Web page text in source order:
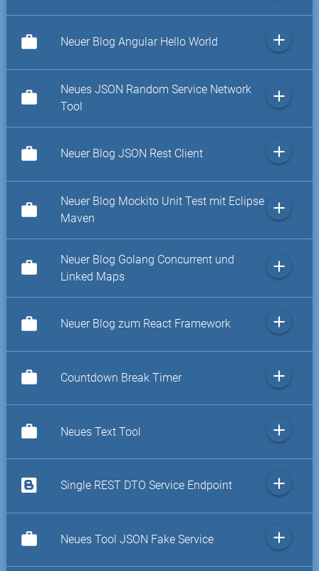
work Neuer Blog Angular Hello World add
work
Neues JSON Random Service Network
Tool
add
work Neuer Blog JSON Rest Client add
work
Neuer Blog Mockito Unit Test mit Eclipse
Maven
add
work
Neuer Blog Golang Concurrent und
Linked Maps
add
work Neuer Blog zum React Framework add
work Countdown Break Timer add
work Neues Text Tool add
Single REST DTO Service Endpoint add
work Neues Tool JSON Fake Service add